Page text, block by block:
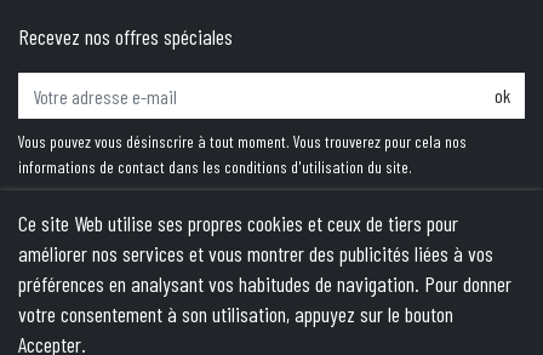
Recevez nos offres spéciales
ok
Vous pouvez vous désinscrire à tout moment. Vous trouverez pour cela nos
informations de contact dans les conditions d'utilisation du site.
PRODUITS
NOTRE SOCIÉTÉ
Ce site Web utilise ses propres cookies et ceux de tiers pour
améliorer nos services et vous montrer des publicités liées à vos
préférences en analysant vos habitudes de navigation. Pour donner
votre consentement à son utilisation, appuyez sur le bouton
Accepter.